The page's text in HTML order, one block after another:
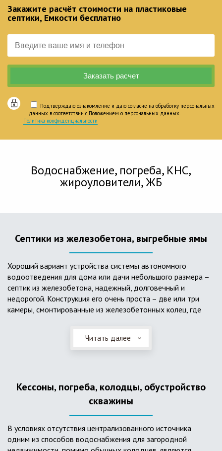
Закажите расчёт стоимости на пластиковые
септики, Емкости бесплатно
Подтверждаю ознакомление и даю согласие на обработку персональных
данных в соответствии с Положением о персональных данных.
Политика конфиденциальности
Водоснабжение, погреба, КНС,
жироуловители, ЖБ
Септики из железобетона, выгребные ямы
Хороший вариант устройства системы автономного
водоотведения для дома или дачи небольшого размера –
септик из железобетона, надежный, долговечный и
недорогой. Конструкция его очень проста – две или три
камеры, смонтированные из железобетонных колец, где
слой дренажа, устроенный из щебня и песка. Для септика
требуется только очищение через определенное время
большую прочность по сравнению с пластиковыми
Читать далее
Кессоны, погреба, колодцы, обустройство
скважины
В условиях отсутствия централизованного источника
одним из способов водоснабжения для загородной